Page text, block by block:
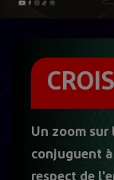
Un zoom
conjuguent